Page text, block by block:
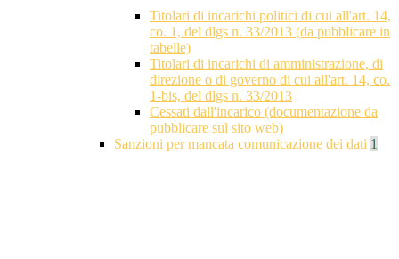
Titolari di incarichi politici di cui all'art. 14,
co. 1, del dlgs n. 33/2013 (da pubblicare in
tabelle)
Titolari di incarichi di amministrazione, di
direzione o di governo di cui all'art. 14, co.
1-bis, del dlgs n. 33/2013
Cessati dall'incarico (documentazione da
pubblicare sul sito web)
Sanzioni per mancata comunicazione dei dati 1